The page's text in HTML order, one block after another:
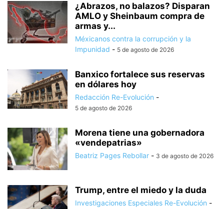
¿Abrazos, no balazos? Disparan
AMLO y Sheinbaum compra de
armas y...
Méxicanos contra la corrupción y la
Impunidad - 5 de agosto de 2026
Banxico fortalece sus reservas
en dólares hoy
Redacción Re-Evolución -
5 de agosto de 2026
Morena tiene una gobernadora
«vendepatrias»
Beatriz Pages Rebollar - 3 de agosto de 2026
Trump, entre el miedo y la duda
Investigaciones Especiales Re-Evolución -